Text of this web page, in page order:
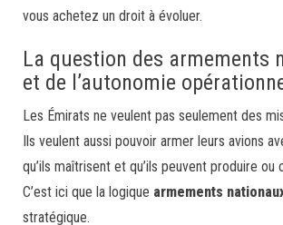
vous achetez un droit à évoluer.
La question des armements
et de l’autonomie
Les Émirats ne veulent pas seulement des
Ils veulent aussi pouvoir armer leurs avions
qu’ils maîtrisent et qu’ils peuvent produire ou
C’est ici que la logique armements
stratégique.